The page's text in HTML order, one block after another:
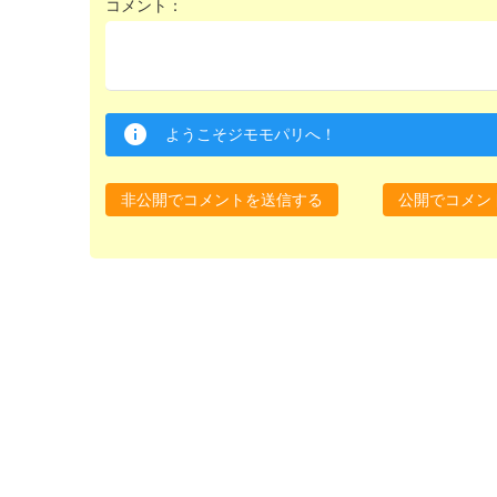
コメント：
ようこそジモモパリへ！
非公開でコメントを送信する 公開でコメン